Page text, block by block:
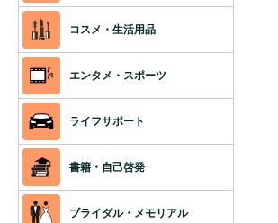
コスメ・生活用品
エンタメ・スポーツ
ライフサポート
書籍・自己啓発
ブライダル・メモリアル